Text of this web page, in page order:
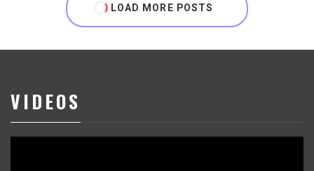
LOAD MORE POSTS
VIDEOS